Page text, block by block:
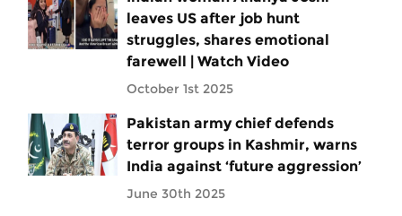
leaves US after job hunt
struggles, shares emotional
farewell | Watch Video
October 1st 2025
Pakistan army chief defends
terror groups in Kashmir, warns
India against ‘future aggression’
June 30th 2025